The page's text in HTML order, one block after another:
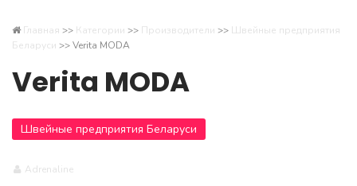
Главная >> Категории >> Производители >> Швейные предприятия
Беларуси >>Verita MODA
Verita MODA
Швейные предприятия Беларуси
Adrenaline